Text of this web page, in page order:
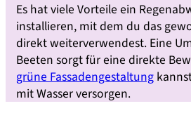
Es hat viele Vorteile ein
installieren, mit dem du das
direkt weiterverwendest. Eine
Beeten sorgt für eine direkte
grüne Fassadengestaltung
mit Wasser versorgen.